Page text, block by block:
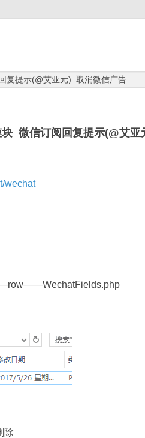
复提示(@艾亚元)_取消微信广告
_微信订阅回复提示(@艾亚
wechat
除